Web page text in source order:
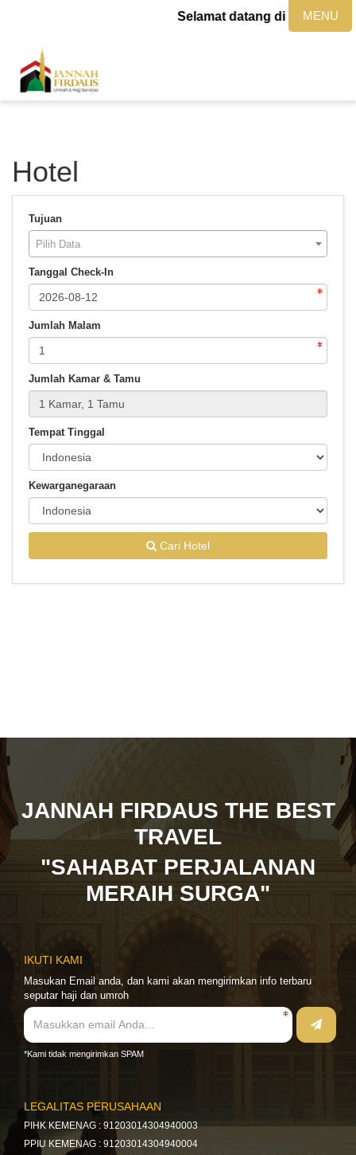
Selamat datang di website
Hotel
Tujuan
Pilih Data
Tanggal Check-In
Jumlah Malam
Jumlah Kamar & Tamu
Tempat Tinggal
Kewarganegaraan
Cari Hotel
JANNAH FIRDAUS THE BEST
TRAVEL
"SAHABAT PERJALANAN
MERAIH SURGA"
IKUTI KAMI
Masukan Email anda, dan kami akan mengirimkan info terbaru
seputar haji dan umroh
*Kami tidak mengirimkan SPAM
LEGALITAS PERUSAHAAN
PIHK KEMENAG : 91203014304940003
PPIU KEMENAG : 91203014304940004
MENU